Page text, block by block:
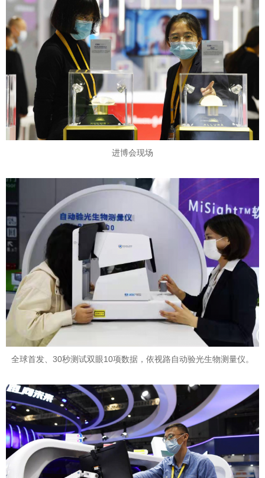
进博会现场
全球首发、30秒测试双眼10项数据，依视路自动验光生物测量仪。